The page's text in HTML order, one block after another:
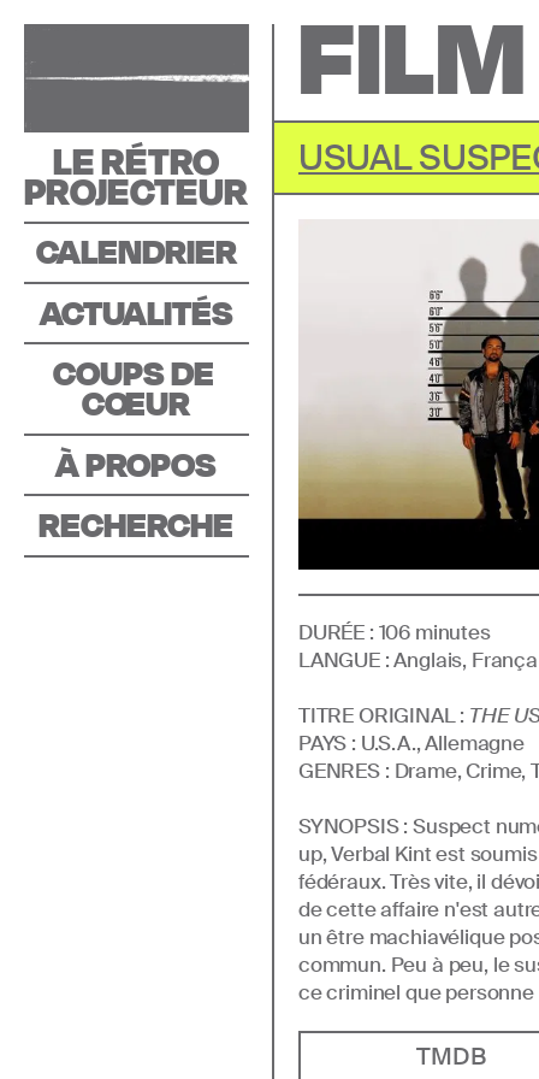
LE RÉTRO
PROJECTEUR
CALENDRIER
ACTUALITÉS
COUPS DE
COEUR
À PROPOS
RECHERCHE
FILM
USUAL
DURÉE : 106 minutes
LANGUE :Anglais,
TITRE ORIGINAL : THE
PAYS : U.S.A., Allemagne
GENRES : Drame, Crime,
SYNOPSIS : Suspect
up, Verbal Kint est
fédéraux. Très vite, il
de cette affaire n'est
un être machiavélique
commun. Peu à peu, le
ce criminel que
TMDB